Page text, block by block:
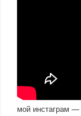
мой инстаграм —